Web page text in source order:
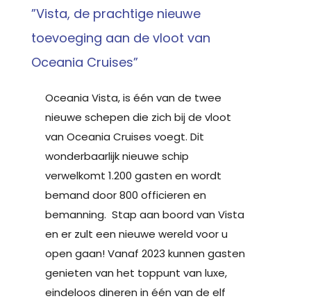
”Vista, de prachtige nieuwe
toevoeging aan de vloot van
Oceania Cruises”
Oceania Vista, is één van de twee
nieuwe schepen die zich bij de vloot
van Oceania Cruises voegt. Dit
wonderbaarlijk nieuwe schip
verwelkomt 1.200 gasten en wordt
bemand door 800 officieren en
bemanning. Stap aan boord van Vista
en er zult een nieuwe wereld voor u
open gaan! Vanaf 2023 kunnen gasten
genieten van het toppunt van luxe,
eindeloos dineren in één van de elf